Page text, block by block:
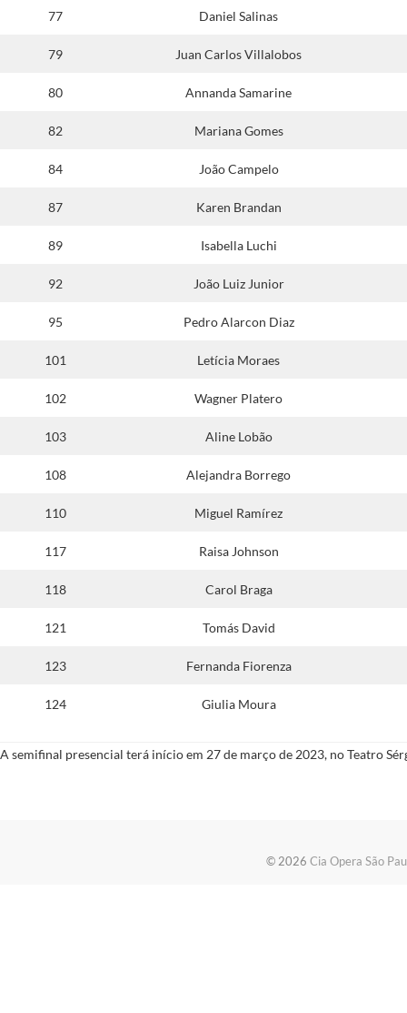
77 Daniel Salinas
79 Juan Carlos Villalobos
80 Annanda Samarine
82 Mariana Gomes
84 João Campelo
87 Karen Brandan
89 Isabella Luchi
92 João Luiz Junior
95 Pedro Alarcon Diaz
101 Letícia Moraes
102 Wagner Platero
103 Aline Lobão
108 Alejandra Borrego
110 Miguel Ramírez
117 Raisa Johnson
118 Carol Braga
121 Tomás David
123 Fernanda Fiorenza
124 Giulia Moura
A semifinal presencial terá início em 27 de março de 2023, no Teatro
© 2026 Cia Opera São